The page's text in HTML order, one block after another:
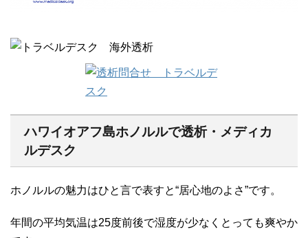
ハワイオアフ島ホノルルで透析・メディカ
ルデスク
ホノルルの魅力はひと言で表すと“居心地のよさ”です。
年間の平均気温は25度前後で湿度が少なくとっても爽やか